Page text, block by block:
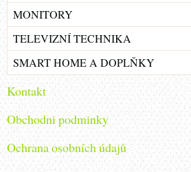
MONITORY
TELEVIZNÍ TECHNIKA
SMART HOME A DOPLŇKY
Kontakt
Obchodni podminky
Ochrana osobních údajů